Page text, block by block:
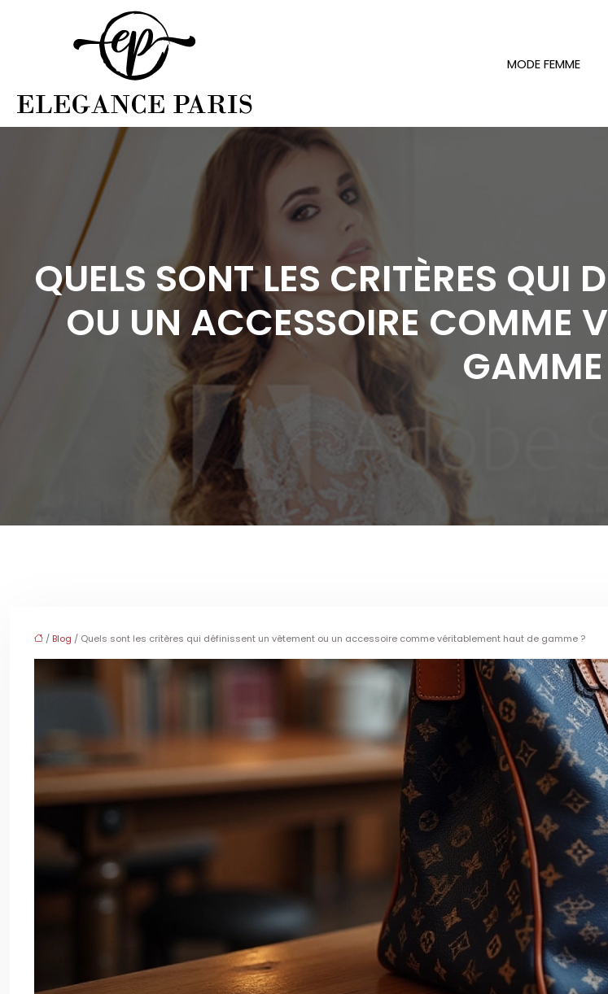
MODE FEMME
QUELS SONT LES CRITÈRES QUI
OU UN ACCESSOIRE COMME
/ Blog / Quels sont les critères qui définissent un vêtement ou un accessoire comme véritablement haut de gamme ?